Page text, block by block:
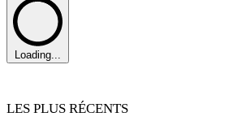
Loading...
LES PLUS RÉCENTS